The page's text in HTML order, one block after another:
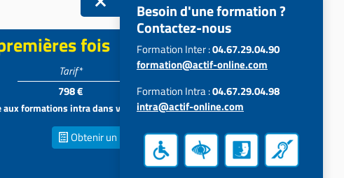
fois
Tarif*
798 €
Participants
5 à 15
formations intra dans vos locaux
Obtenir un Devis inter
Besoin d'une formation ?
Contactez-nous
Formation Inter :04.67.29.04.90
formation@actif-online.com
Formation Intra :04.67.29.04.98
intra@actif-online.com